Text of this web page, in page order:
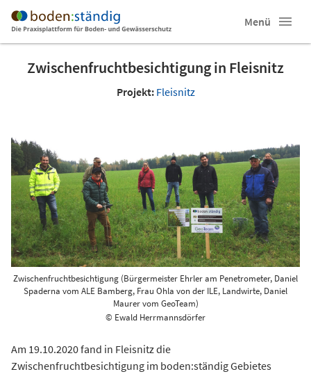
Menü
Zwischenfruchtbesichtigung in Fleisnitz
Projekt: Fleisnitz
Zwischenfruchtbesichtigung (Bürgermeister Ehrler am Penetrometer, Daniel
Spaderna vom ALE Bamberg, Frau Ohla von der ILE, Landwirte, Daniel
Maurer vom GeoTeam)
© Ewald Herrmannsdörfer
Am 19.10.2020 fand in Fleisnitz die
Zwischenfruchtbesichtigung im boden:ständig Gebietes